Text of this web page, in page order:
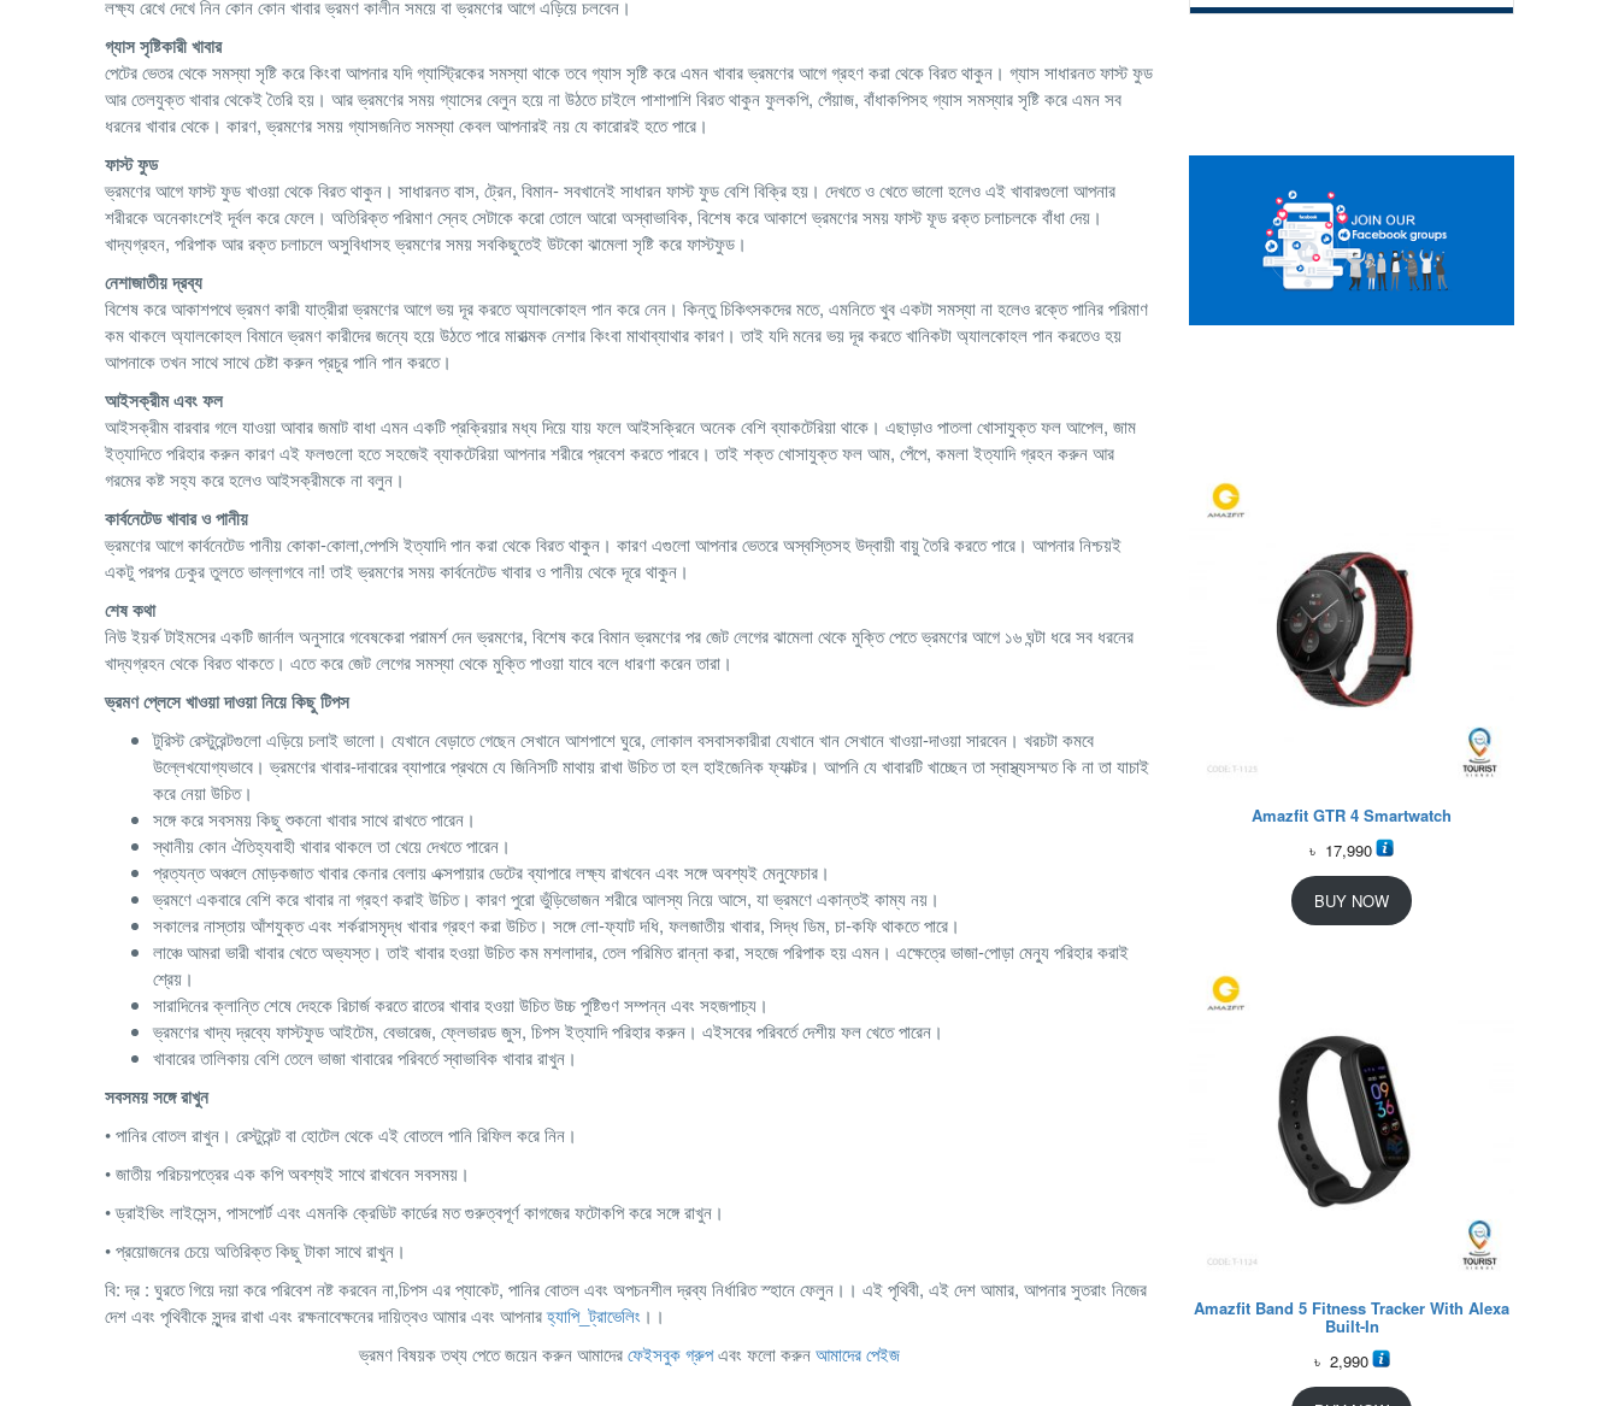
লক্ষ্য রেখে দেখে নিন কোন কোন খাবার ভ্রমণ কালীন সময়ে বা ভ্রমণের আগে এড়িয়ে চলবেন।
গ্যাসসৃষ্টিকারীখাবার
পেটের ভেতর থেকে সমস্যা সৃষ্টি করে কিংবা আপনার যদি গ্যাস্ট্রিকের সমস্যা থাকে তবে গ্যাস সৃষ্টি করে এমন খাবার ভ্রমণের আগে গ্রহণ করা থেকে বিরত থাকুন। গ্যাস সাধারনত ফাস্ট ফুড
আর তেলযুক্ত খাবার থেকেই তৈরি হয়। আর ভ্রমণের সময় গ্যাসের বেলুন হয়ে না উঠতে চাইলে পাশাপাশি বিরত থাকুন ফুলকপি, পেঁয়াজ, বাঁধাকপিসহ গ্যাস সমস্যার সৃষ্টি করে এমন সব
ধরনের খাবার থেকে। কারণ, ভ্রমণের সময় গ্যাসজনিত সমস্যা কেবল আপনারই নয় যে কারোরই হতে পারে।
ফাস্টফুড
ভ্রমণের আগে ফাস্ট ফুড খাওয়া থেকে বিরত থাকুন। সাধারনত বাস, ট্রেন, বিমান- সবখানেই সাধারন ফাস্ট ফুড বেশি বিক্রি হয়। দেখতে ও খেতে ভালো হলেও এই খাবারগুলো আপনার
শরীরকে অনেকাংশেই দূর্বল করে ফেলে। অতিরিক্ত পরিমাণ স্নেহ সেটাকে করো তোলে আরো অস্বাভাবিক, বিশেষ করে আকাশে ভ্রমণের সময় ফাস্ট ফূড রক্ত চলাচলকে বাঁধা দেয়।
খাদ্যগ্রহন, পরিপাক আর রক্ত চলাচলে অসুবিধাসহ ভ্রমণের সময় সবকিছুতেই উটকো ঝামেলা সৃষ্টি করে ফাস্টফুড।
নেশাজাতীয় দ্রব্য
বিশেষ করে আকাশপথে ভ্রমণ কারী যাত্রীরা ভ্রমণের আগে ভয় দূর করতে অ্যালকোহল পান করে নেন। কিন্তু চিকিৎসকদের মতে, এমনিতে খুব একটা সমস্যা না হলেও রক্তে পানির পরিমাণ
কম থাকলে অ্যালকোহল বিমানে ভ্রমণ কারীদের জন্যে হয়ে উঠতে পারে মারাত্মক নেশার কিংবা মাথাব্যাথার কারণ। তাই যদি মনের ভয় দূর করতে খানিকটা অ্যালকোহল পান করতেও হয়
আপনাকে তখন সাথে সাথে চেষ্টা করুন প্রচুর পানি পান করতে।
আইসক্রীমএবংফল
আইসক্রীম বারবার গলে যাওয়া আবার জমাট বাধা এমন একটি প্রক্রিয়ার মধ্য দিয়ে যায় ফলে আইসক্রিনে অনেক বেশি ব্যাকটেরিয়া থাকে। এছাড়াও পাতলা খোসাযুক্ত ফল আপেল, জাম
ইত্যাদিতে পরিহার করুন কারণ এই ফলগুলো হতে সহজেই ব্যাকটেরিয়া আপনার শরীরে প্রবেশ করতে পারবে। তাই শক্ত খোসাযুক্ত ফল আম, পেঁপে, কমলা ইত্যাদি গ্রহন করুন আর
গরমের কষ্ট সহ্য করে হলেও আইসক্রীমকে না বলুন।
কার্বনেটেডখাবারওপানীয়
ভ্রমণের আগে কার্বনেটেড পানীয় কোকা-কোলা,পেপসি ইত্যাদি পান করা থেকে বিরত থাকুন। কারণ এগুলো আপনার ভেতরে অস্বস্তিসহ উদ্বায়ী বায়ু তৈরি করতে পারে। আপনার নিশ্চয়ই
একটু পরপর ঢেকুর তুলতে ভাল্লাগবে না! তাই ভ্রমণের সময় কার্বনেটেড খাবার ও পানীয় থেকে দূরে থাকুন।
শেষ কথা
নিউ ইয়র্ক টাইমসের একটি জার্নাল অনুসারে গবেষকেরা পরামর্শ দেন ভ্রমণের, বিশেষ করে বিমান ভ্রমণের পর জেট লেগের ঝামেলা থেকে মুক্তি পেতে ভ্রমণের আগে ১৬ ঘন্টা ধরে সব ধরনের
খাদ্যগ্রহন থেকে বিরত থাকতে। এতে করে জেট লেগের সমস্যা থেকে মুক্তি পাওয়া যাবে বলে ধারণা করেন তারা।
ভ্রমণ প্লেসে খাওয়াদাওয়ানিয়েকিছুটিপস
টুরিস্ট রেস্টুরেন্টগুলো এড়িয়ে চলাই ভালো। যেখানে বেড়াতে গেছেন সেখানে আশপাশে ঘুরে, লোকাল বসবাসকারীরা যেখানে খান সেখানে খাওয়া-দাওয়া সারবেন। খরচটা কমবে
উল্লেখযোগ্যভাবে। ভ্রমণের খাবার-দাবারের ব্যাপারে প্রথমে যে জিনিসটি মাথায় রাখা উচিত তা হল হাইজেনিক ফ্যাক্টর। আপনি যে খাবারটি খাচ্ছেন তা স্বাস্থ্যসম্মত কি না তা যাচাই
করে নেয়া উচিত।
সঙ্গে করে সবসময় কিছু শুকনো খাবার সাথে রাখতে পারেন।
স্থানীয় কোন ঐতিহ্যবাহী খাবার থাকলে তা খেয়ে দেখতে পারেন।
প্রত্যন্ত অঞ্চলে মোড়কজাত খাবার কেনার বেলায় এক্সপায়ার ডেটের ব্যাপারে লক্ষ্য রাখবেন এবং সঙ্গে অবশ্যই মেনুফেচার।
ভ্রমণে একবারে বেশি করে খাবার না গ্রহণ করাই উচিত। কারণ পুরো ভুঁড়িভোজন শরীরে আলস্য নিয়ে আসে, যা ভ্রমণে একান্তই কাম্য নয়।
সকালের নাস্তায় আঁশযুক্ত এবং শর্করাসমৃদ্ধ খাবার গ্রহণ করা উচিত। সঙ্গে লো-ফ্যাট দধি, ফলজাতীয় খাবার, সিদ্ধ ডিম, চা-কফি থাকতে পারে।
লাঞ্চে আমরা ভারী খাবার খেতে অভ্যস্ত। তাই খাবার হওয়া উচিত কম মশলাদার, তেল পরিমিত রান্না করা, সহজে পরিপাক হয় এমন। এক্ষেত্রে ভাজা-পোড়া মেন্যু পরিহার করাই
শ্রেয়।
সারাদিনের ক্লান্তি শেষে দেহকে রিচার্জ করতে রাতের খাবার হওয়া উচিত উচ্চ পুষ্টিগুণ সম্পন্ন এবং সহজপাচ্য।
ভ্রমণের খাদ্য দ্রব্যে ফাস্টফুড আইটেম, বেভারেজ, ফ্লেভারড জুস, চিপস ইত্যাদি পরিহার করুন। এইসবের পরিবর্তে দেশীয় ফল খেতে পারেন।
খাবারের তালিকায় বেশি তেলে ভাজা খাবারের পরিবর্তে স্বাভাবিক খাবার রাখুন।
সবসময়সঙ্গেরাখুন
• পানির বোতল রাখুন। রেস্টুরেন্ট বা হোটেল থেকে এই বোতলে পানি রিফিল করে নিন।
• জাতীয় পরিচয়পত্রের এক কপি অবশ্যই সাথে রাখবেন সবসময়।
• ড্রাইভিং লাইসেন্স, পাসপোর্ট এবং এমনকি ক্রেডিট কার্ডের মত গুরুত্বপূর্ণ কাগজের ফটোকপি করে সঙ্গে রাখুন।
• প্রয়োজনের চেয়ে অতিরিক্ত কিছু টাকা সাথে রাখুন।
বি: দ্র : ঘুরতে গিয়ে দয়া করে পরিবেশ নষ্ট করবেন না,চিপস এর প্যাকেট, পানির বোতল এবং অপচনশীল দ্রব্য নির্ধারিত স্হানে ফেলুন।। এই পৃথিবী, এই দেশ আমার, আপনার সুতরাং নিজের
দেশ এবং পৃথিবীকে সুন্দর রাখা এবং রক্ষনাবেক্ষনের দায়িত্বও আমার এবং আপনারহ্যাপি_ট্রাভেলিং ।।
ভ্রমণ বিষয়ক তথ্য পেতে জয়েন করুন আমাদেরফেইসবুক গ্রুপএবং ফলো করুনআমাদের পেইজ
Amazfit GTR 4 Smartwatch
৳ 17,990
BUY NOW
Amazfit Band 5 Fitness Tracker With Alexa
Built-In
৳ 2,990